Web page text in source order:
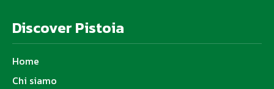
Discover Pistoia
Home
Chi siamo